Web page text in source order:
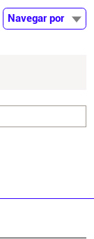
Navegar por